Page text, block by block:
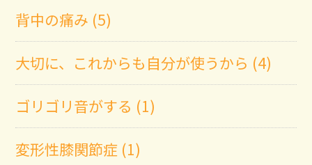
背中の痛み (5)
大切に、これからも自分が使うから (4)
ゴリゴリ音がする (1)
変形性膝関節症 (1)